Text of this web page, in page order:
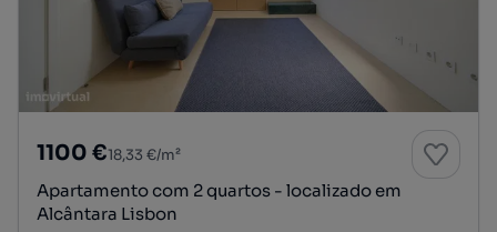
1100 €18,33 €/m²
Apartamento com 2 quartos - localizado em
Alcântara Lisbon